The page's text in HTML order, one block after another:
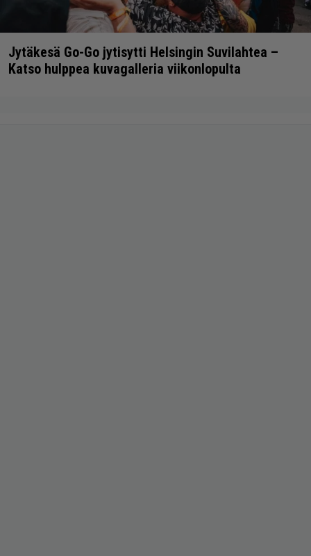
Jytäkesä Go-Go jytisytti Helsingin Suvilahtea –
Katso hulppea kuvagalleria viikonlopulta